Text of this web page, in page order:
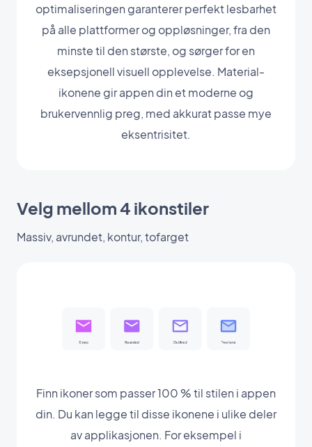
optimaliseringen garanterer perfekt lesbarhet
på alle plattformer og oppløsninger, fra den
minste til den største, og sørger for en
eksepsjonell visuell opplevelse. Material-
ikonene gir appen din et moderne og
brukervennlig preg, med akkurat passe mye
eksentrisitet.
Velg mellom 4 ikonstiler
Massiv, avrundet, kontur, tofarget
Finn ikoner som passer 100 % til stilen i appen
din. Du kan legge til disse ikonene i ulike deler
av applikasjonen. For eksempel i